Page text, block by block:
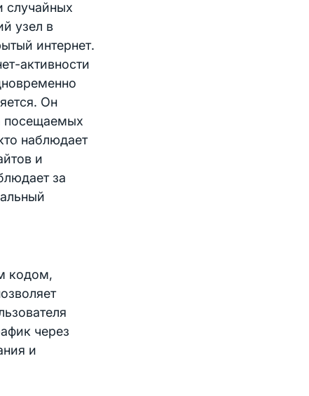
случайных
узел в
интернет.
активности
Он
посещаемых
наблюдает
и
за
кодом,
через
и